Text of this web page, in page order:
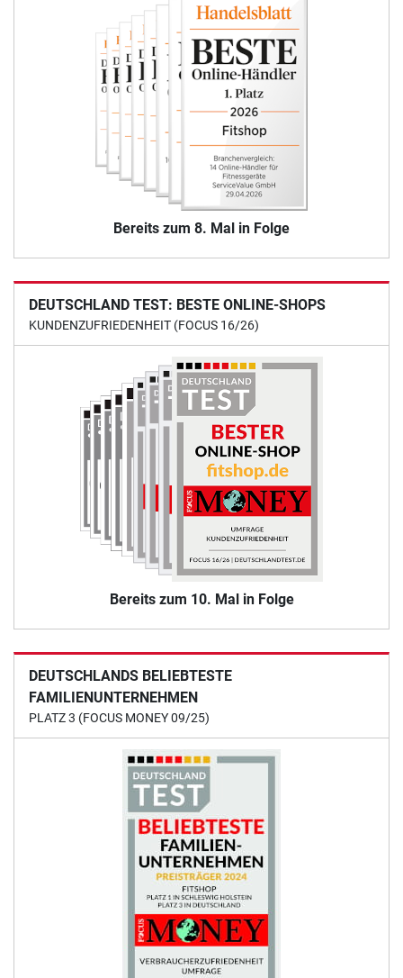
Bereits zum 8. Mal in Folge
DEUTSCHLAND TEST: BESTE ONLINE-SHOPS
KUNDENZUFRIEDENHEIT (FOCUS 16/26)
Bereits zum 10. Mal in Folge
DEUTSCHLANDS BELIEBTESTE
FAMILIENUNTERNEHMEN
PLATZ 3 (FOCUS MONEY 09/25)